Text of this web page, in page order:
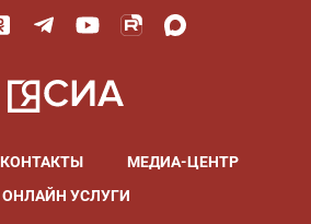
КОНТАКТЫ
МЕДИА-ЦЕНТР
ОНЛАЙН УСЛУГИ